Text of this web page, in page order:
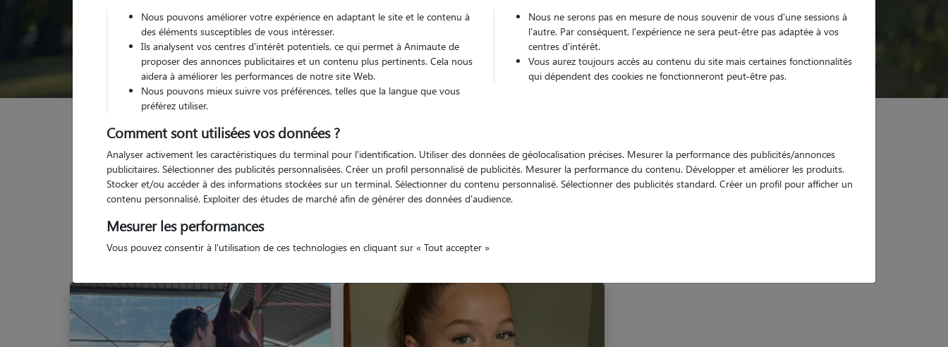
Pour quel animal ?
Trouver mon Pet Sitter
Garde animaux France Centre-Val-de-Loire Loiret
Nous pouvons améliorer votre expérience en adaptant le site et le contenu à
des éléments susceptibles de vous intéresser.
Ils analysent vos centres d'intérêt potentiels, ce qui permet à Animaute de
proposer des annonces publicitaires et un contenu plus pertinents. Cela nous
aidera à améliorer les performances de notre site Web.
Nous pouvons mieux suivre vos préférences, telles que la langue que vous
préférez utiliser.
Nous ne serons pas en mesure de nous souvenir de vous d'une sessions à
l'autre. Par conséquent, l'expérience ne sera peut-être pas adaptée à vos
centres d'intérêt.
Vous aurez toujours accès au contenu du site mais certaines fonctionnalités
qui dépendent des cookies ne fonctionneront peut-être pas.
Comment sont utilisées vos données ?
Analyser activement les caractéristiques du terminal pour l'identification. Utiliser des données de géolocalisation précises. Mesurer la performance des publicités/annonces
publicitaires. Sélectionner des publicités personnalisées. Créer un profil personnalisé de publicités. Mesurer la performance du contenu. Développer et améliorer les produits.
Stocker et/ou accéder à des informations stockées sur un terminal. Sélectionner du contenu personnalisé. Sélectionner des publicités standard. Créer un profil pour afficher un
contenu personnalisé. Exploiter des études de marché afin de générer des données d'audience.
Mesurer les performances
Vous pouvez consentir à l'utilisation de ces technologies en cliquant sur « Tout accepter »